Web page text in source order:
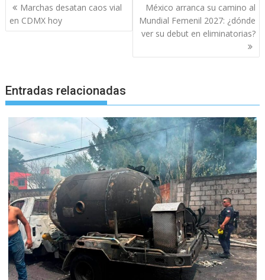
Navegación
de
entradas
Marchas desatan caos vial
en CDMX hoy
México arranca su camino al
Mundial Femenil 2027: ¿dónde
ver su debut en eliminatorias?
Entradas relacionadas